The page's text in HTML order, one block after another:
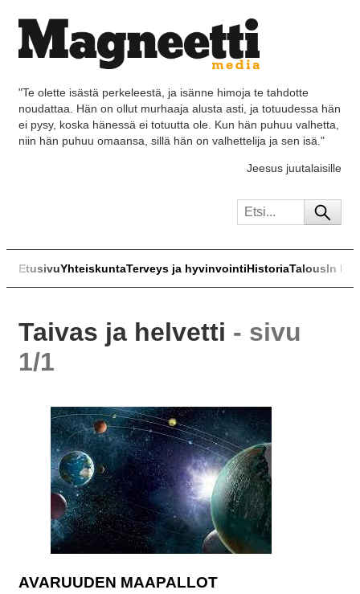
"Te olette isästä perkeleestä, ja isänne himoja te tahdotte
noudattaa. Hän on ollut murhaaja alusta asti, ja totuudessa hän
ei pysy, koska hänessä ei totuutta ole. Kun hän puhuu valhetta,
niin hän puhuu omaansa, sillä hän on valhettelija ja sen isä."
Jeesus juutalaisille
EtusivuYhteiskuntaTerveys ja hyvinvointiHistoriaTalousIn
Taivas ja helvetti - sivu
1/1
AVARUUDEN MAAPALLOT